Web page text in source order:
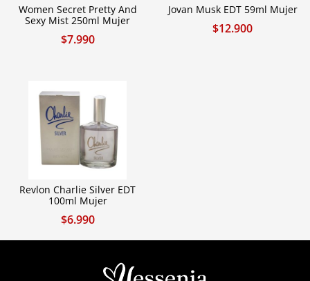
Women Secret Pretty And
Sexy Mist 250ml Mujer
$7.990
Jovan Musk EDT 59ml Mujer
$12.900
Revlon Charlie Silver EDT
100ml Mujer
$6.990